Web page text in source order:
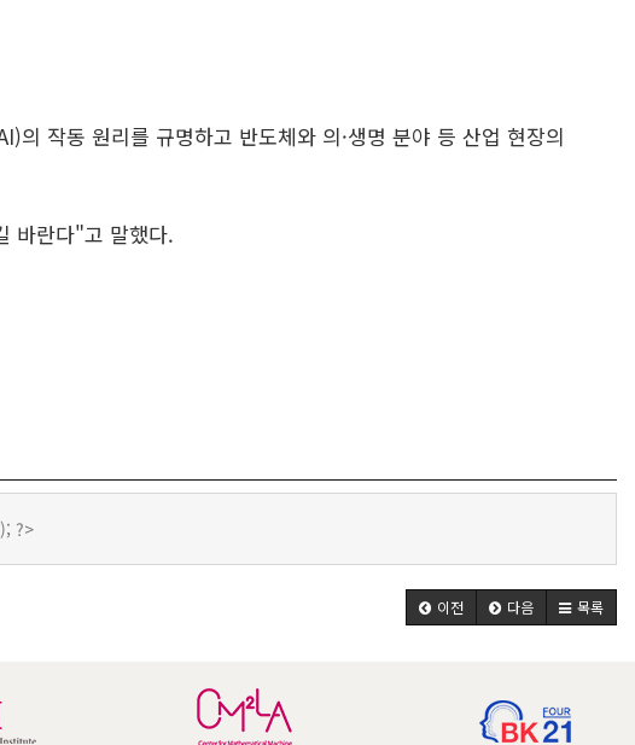
작동 원리를 규명하고 반도체와 의·생명 분야 등 산업 현장의
바란다"고 말했다.
?>
이전 다음 목록